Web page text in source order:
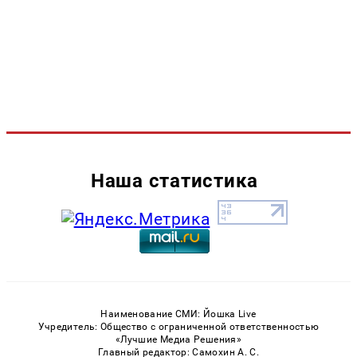
Наша статистика
Наименование СМИ: Йошка Live
Учредитель: Общество с ограниченной ответственностью
«Лучшие Медиа Решения»
Главный редактор: Самохин А. С.